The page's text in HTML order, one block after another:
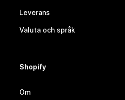
Leverans
Valuta och språk
Shopify
Om